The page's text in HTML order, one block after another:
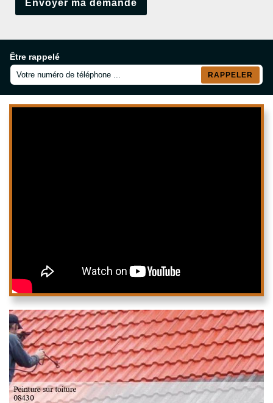
Être rappelé